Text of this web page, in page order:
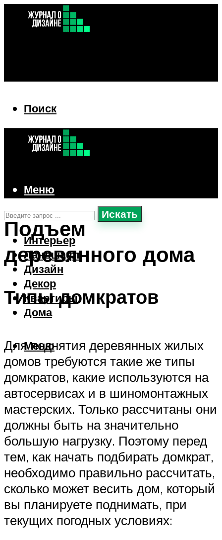
Поиск
Искать
Интерьер
Ландшафт
Дизайн
Декор
Квартиры
Дома
Меню
Меню
Подъем
деревянного дома
Типы домкратов
Для поднятия деревянных жилых
домов требуются такие же типы
домкратов, какие используются на
автосервисах и в шиномонтажных
мастерских. Только рассчитаны они
должны быть на значительно
большую нагрузку. Поэтому перед
тем, как начать подбирать домкрат,
необходимо правильно рассчитать,
сколько может весить дом, который
вы планируете поднимать, при
текущих погодных условиях: